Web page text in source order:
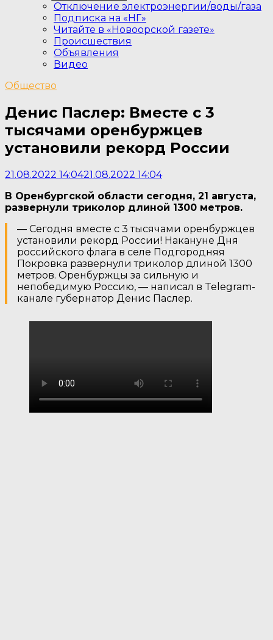
Отключение электроэнергии/воды/газа
Подписка на «НГ»
Читайте в «Новоорской газете»
Происшествия
Объявления
Видео
Общество
Денис Паслер: Вместе с 3
тысячами оренбуржцев
установили рекорд России
21.08.2022 14:0421.08.2022 14:04
В Оренбургской области сегодня, 21 августа,
развернули триколор длиной 1300 метров.
— Сегодня вместе с 3 тысячами оренбуржцев
установили рекорд России! Накануне Дня
российского флага в селе Подгородняя
Покровка развернули триколор длиной 1300
метров. Оренбуржцы за сильную и
непобедимую Россию, — написал в Telegram-
канале губернатор Денис Паслер.